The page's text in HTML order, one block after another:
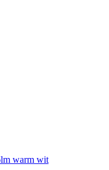
warm wit